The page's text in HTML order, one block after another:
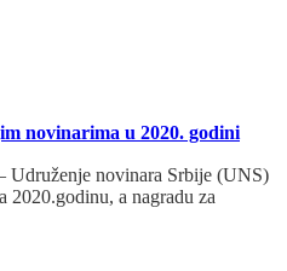
novinarima u 2020. godini
Udruženje novinara Srbije (UNS)
2020.godinu, a nagradu za